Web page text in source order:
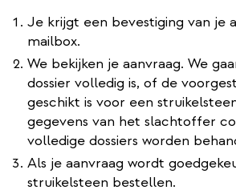
Je krijgt een bevestiging van je
mailbox.
We bekijken je aanvraag. We
dossier volledig is, of de
geschikt is voor een
gegevens van het slachtoffer
volledige dossiers worden
Als je aanvraag wordt
struikelsteen bestellen.